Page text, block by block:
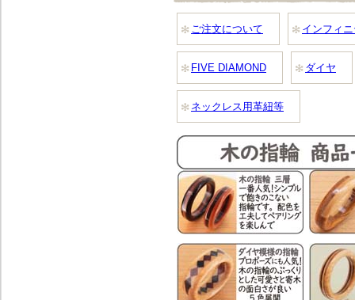
ご注文について インフィ
FIVE DIAMOND ダイヤ
ネックレス用革紐等